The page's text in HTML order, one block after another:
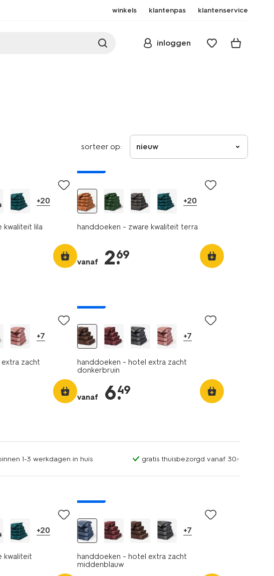
winkels klantenpas klantenservice
inloggen
sorteer op: nieuw
+20
kwaliteit lila
+20
handdoeken - zware kwaliteit terra
vanaf 2.
69
+7
zacht
+7
handdoeken - hotel extra zacht
donkerbruin
vanaf 6.
49
1-3 werkdagen in huis gratis thuisbezorgd vanaf 30.-
+20
kwaliteit
+7
handdoeken - hotel extra zacht
middenblauw